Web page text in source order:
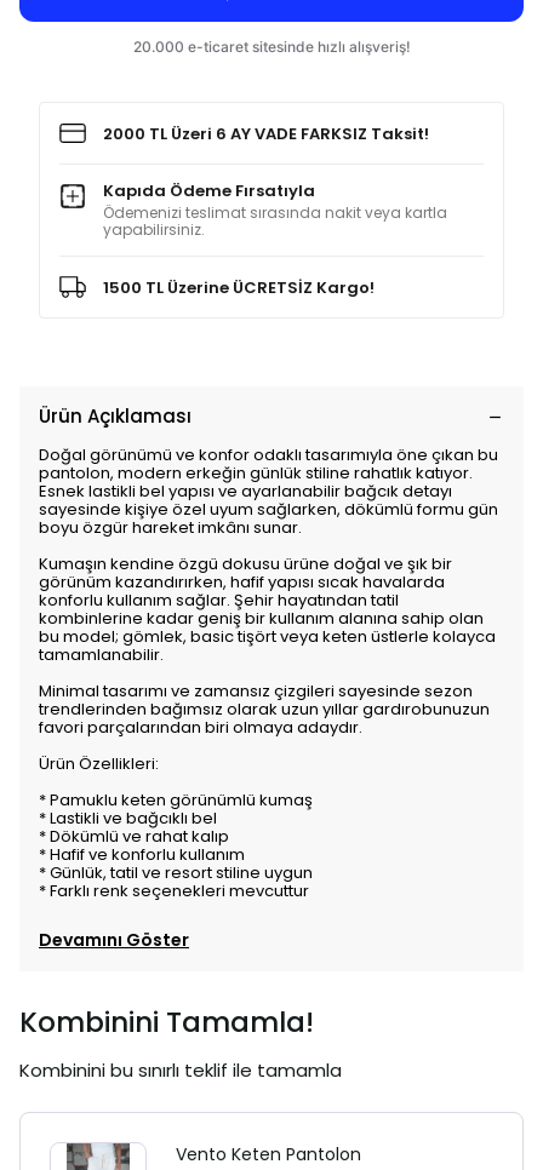
2000 TL Üzeri 6 AY VADE FARKSIZ Taksit!
Kapıda Ödeme Fırsatıyla
Ödemenizi teslimat sırasında nakit veya kartla
yapabilirsiniz.
1500 TL Üzerine ÜCRETSİZ Kargo!
Ürün Açıklaması
Doğal görünümü ve konfor odaklı tasarımıyla öne çıkan bu
pantolon, modern erkeğin günlük stiline rahatlık katıyor.
Esnek lastikli bel yapısı ve ayarlanabilir bağcık detayı
sayesinde kişiye özel uyum sağlarken, dökümlü formu gün
boyu özgür hareket imkânı sunar.
Kumaşın kendine özgü dokusu ürüne doğal ve şık bir
görünüm kazandırırken, hafif yapısı sıcak havalarda
konforlu kullanım sağlar. Şehir hayatından tatil
kombinlerine kadar geniş bir kullanım alanına sahip olan
bu model; gömlek, basic tişört veya keten üstlerle kolayca
tamamlanabilir.
Minimal tasarımı ve zamansız çizgileri sayesinde sezon
trendlerinden bağımsız olarak uzun yıllar gardırobunuzun
favori parçalarından biri olmaya adaydır.
Ürün Özellikleri:
* Pamuklu keten görünümlü kumaş
* Lastikli ve bağcıklı bel
* Dökümlü ve rahat kalıp
* Hafif ve konforlu kullanım
* Günlük, tatil ve resort stiline uygun
* Farklı renk seçenekleri mevcuttur
Devamını Göster
Kombinini Tamamla!
Kombinini bu sınırlı teklif ile tamamla
Vento Keten Pantolon